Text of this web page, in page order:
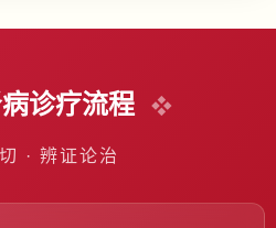
诊疗流程
· 辨证论治